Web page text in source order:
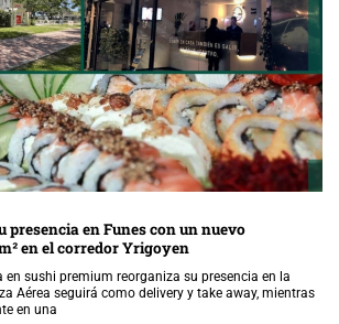
presencia en Funes con un nuevo
en el corredor Yrigoyen
en sushi premium reorganiza su presencia en la
Aérea seguirá como delivery y take away, mientras
en una